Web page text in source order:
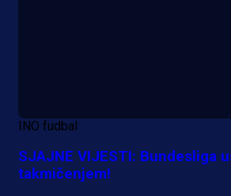
INO fudbal
SJAJNE VIJESTI: Bundesliga
takmičenjem!